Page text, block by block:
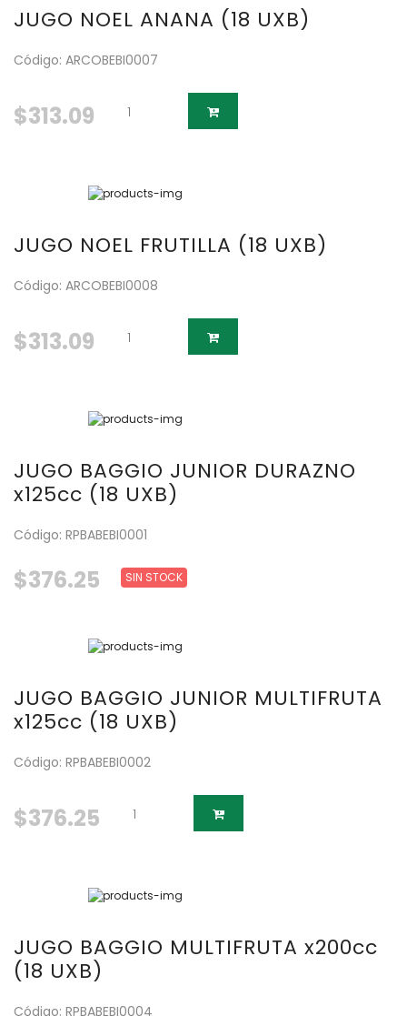
JUGO NOEL ANANA (18 UXB)
Código: ARCOBEBI0007
$313.09
JUGO NOEL FRUTILLA (18 UXB)
Código: ARCOBEBI0008
$313.09
JUGO BAGGIO JUNIOR DURAZNO
x125cc (18 UXB)
Código: RPBABEBI0001
$376.25 SIN STOCK
JUGO BAGGIO JUNIOR MULTIFRUTA
x125cc (18 UXB)
Código: RPBABEBI0002
$376.25
JUGO BAGGIO MULTIFRUTA x200cc
(18 UXB)
Código: RPBABEBI0004